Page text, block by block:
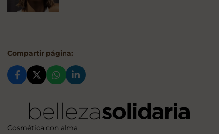
Compartir página:
Cosmética con alma